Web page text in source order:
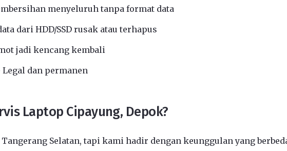
menyeluruh tanpa format data
dari HDD/SSD rusak atau terhapus
jadi kencang kembali
dan permanen
Laptop Cipayung, Depok?
Selatan, tapi kami hadir dengan keunggulan yang